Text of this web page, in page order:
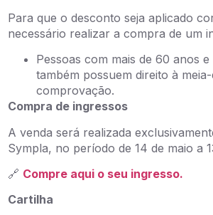
Para que o desconto seja aplicado
necessário realizar a compra de um
Pessoas com mais de 60 anos e
também possuem direito à
comprovação.
Compra de ingressos
A venda será realizada
Sympla, no período de 14 de maio a
🔗 Compre aqui o seu ingresso.
Cartilha